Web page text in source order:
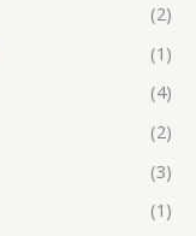
(2)
(1)
(4)
(2)
(3)
(1)